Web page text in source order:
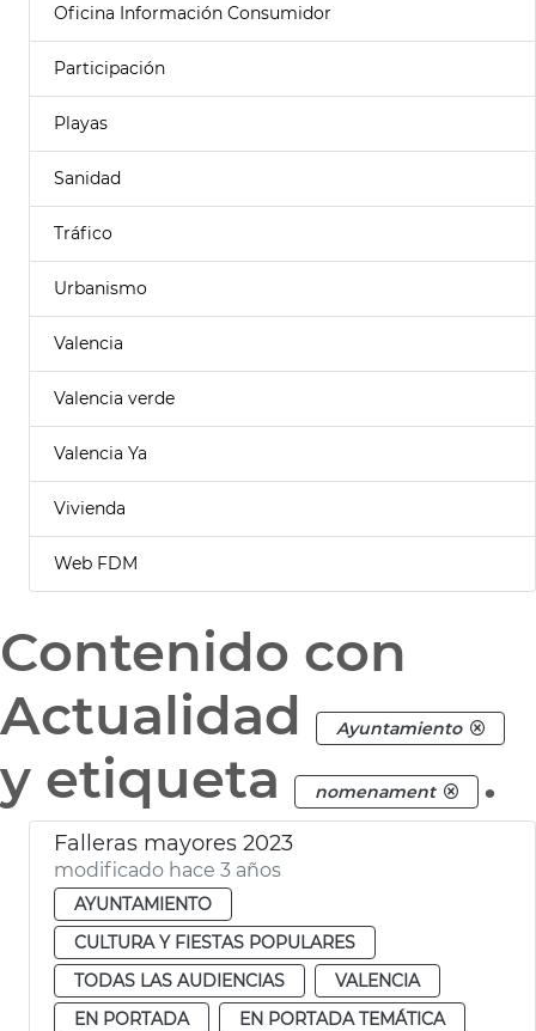
Oficina Información Consumidor
Participación
Playas
Sanidad
Tráfico
Urbanismo
Valencia
Valencia verde
Valencia Ya
Vivienda
Web FDM
Contenido con
Actualidad
Ayuntamiento
y etiqueta nomenament .
Falleras mayores 2023
modificado hace 3 años
AYUNTAMIENTO
CULTURA Y FIESTAS POPULARES
TODAS LAS AUDIENCIAS
VALENCIA
EN PORTADA
EN PORTADA TEMÁTICA